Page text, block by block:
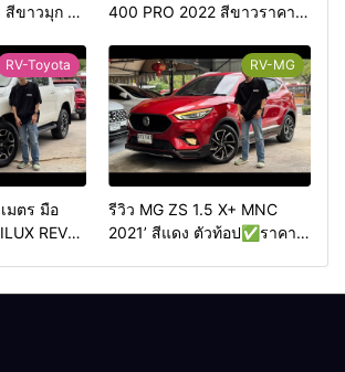
สีขาวมุก ตัว
กว่า
400 PRO 2022 สีขาวราคา
กม.
RV-Toyota
มตร มือ
REVO
RV-MG
รีวิว MG ZS 1.5 X+ MNC
2021’ สีแดง ตัวท้อป✅ราคา